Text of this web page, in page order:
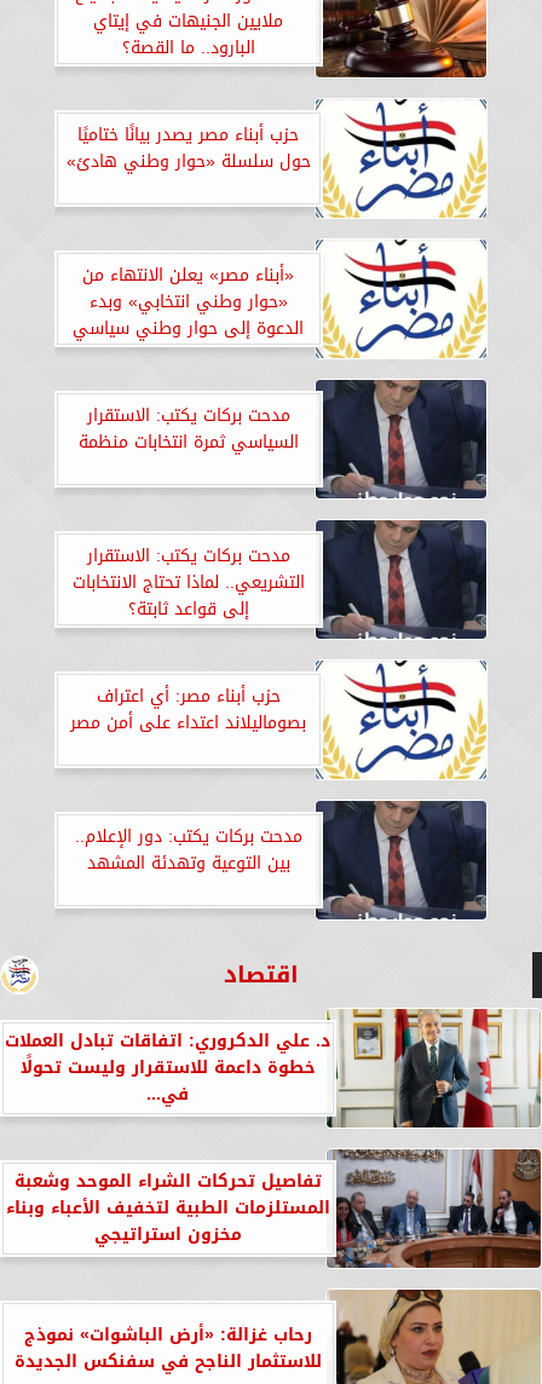
ملايين الجنيهات في إيتاي
البارود.. ما القصة؟
حزب أبناء مصر يصدر بيانًا ختاميًا
حول سلسلة «حوار وطني هادئ»
«أبناء مصر» يعلن الانتهاء من
«حوار وطني انتخابي» وبدء
الدعوة إلى حوار وطني سياسي
شامل
مدحت بركات يكتب: الاستقرار
السياسي ثمرة انتخابات منظمة
مدحت بركات يكتب: الاستقرار
التشريعي.. لماذا تحتاج الانتخابات
إلى قواعد ثابتة؟
حزب أبناء مصر: أي اعتراف
بصوماليلاند اعتداء على أمن مصر
مدحت بركات يكتب: دور الإعلام..
بين التوعية وتهدئة المشهد
اقتصاد
د. علي الدكروري: اتفاقات تبادل العملات
خطوة داعمة للاستقرار وليست تحولًا
في...
تفاصيل تحركات الشراء الموحد وشعبة
المستلزمات الطبية لتخفيف الأعباء وبناء
مخزون استراتيجي
رحاب غزالة: «أرض الباشوات» نموذج
للاستثمار الناجح في سفنكس الجديدة